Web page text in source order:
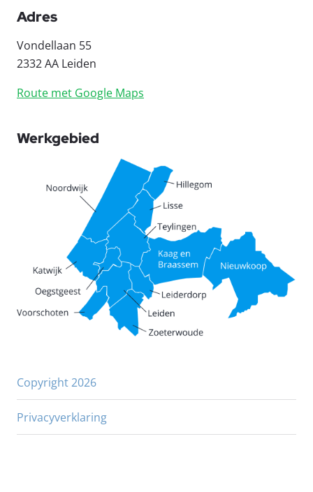
Adres
Vondellaan 55
2332 AA Leiden
Route met Google Maps
Werkgebied
Copyright 2026
Privacyverklaring